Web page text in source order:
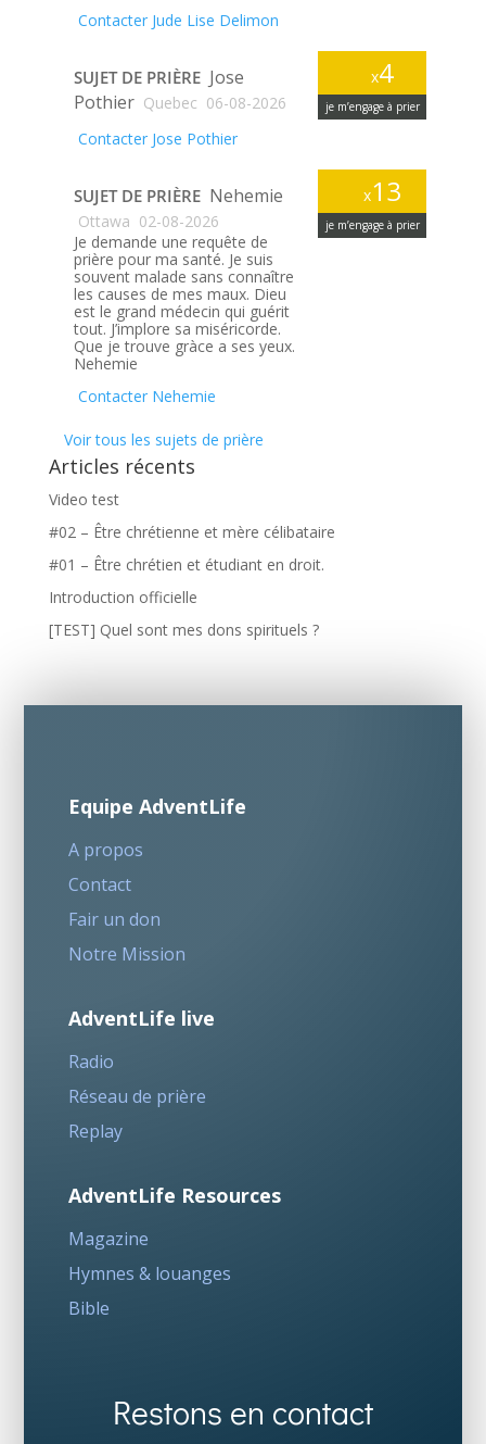
Contacter Jude Lise Delimon
x4
je m’engage à prier
SUJET DE PRIÈRE Jose
Pothier Quebec 06-08-2026
Contacter Jose Pothier
x13
je m’engage à prier
SUJET DE PRIÈRE Nehemie
Ottawa 02-08-2026
Je demande une requête de
prière pour ma santé. Je suis
souvent malade sans connaître
les causes de mes maux. Dieu
est le grand médecin qui guérit
tout. J’implore sa miséricorde.
Que je trouve gràce a ses yeux.
Nehemie
Contacter Nehemie
Voir tous les sujets de prière
Articles récents
Video test
#02 – Être chrétienne et mère célibataire
#01 – Être chrétien et étudiant en droit.
Introduction officielle
[TEST] Quel sont mes dons spirituels ?
Equipe AdventLife
A propos
Contact
Fair un don
Notre Mission
AdventLife live
Radio
Réseau de prière
Replay
AdventLife Resources
Magazine
Hymnes & louanges
Bible
Restons en contact